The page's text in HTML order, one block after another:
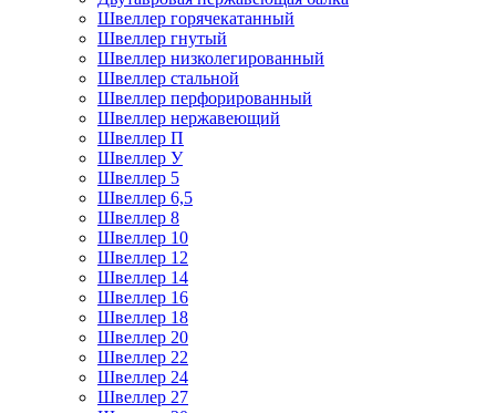
Швеллер горячекатанный
Швеллер гнутый
Швеллер низколегированный
Швеллер стальной
Швеллер перфорированный
Швеллер нержавеющий
Швеллер П
Швеллер У
Швеллер 5
Швеллер 6,5
Швеллер 8
Швеллер 10
Швеллер 12
Швеллер 14
Швеллер 16
Швеллер 18
Швеллер 20
Швеллер 22
Швеллер 24
Швеллер 27